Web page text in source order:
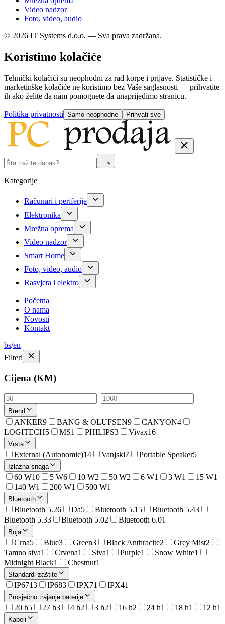
Video nadzor
Foto, video, audio
© 2026 IT Systems d.o.o. — Sva prava zadržana.
Koristimo kolačiće
Tehnički kolačići su neophodni za rad korpe i prijave. Statističke i
marketinške kolačiće ne koristimo bez Vaše saglasnosti — prihvatite
ih ako želite da nam pomognete da unaprijedimo stranicu.
Politika privatnosti Samo neophodne Prihvati sve
Kategorije
Računari i periferije
Elektronika
Mrežna oprema
Video nadzor
Smart Home
Foto, video, audio
Rasvjeta i elektro
Početna
O nama
Novosti
Kontakt
bs/en
Filteri
Cijena (KM)
–
Brend
ANKER9 BANG & OLUFSEN9 CANYON4
LOGITECH5 MS1 PHILIPS3 Vivax16
Vrsta
External (Autonomic)14 Vanjski7 Portable Speaker5
Izlazna snaga
60 W10 5 W6 10 W2 50 W2 6 W1 3 W1 15 W1
140 W1 200 W1 500 W1
Bluetooth
Bluetooth 5.26 Da5 Bluetooth 5.1 5 Bluetooth 5.43
Bluetooth 5.33 Bluetooth 5.02 Bluetooth 6.01
Boja
Crna5 Blue3 Green3 Black Anthracite2 Grey Mist2
Tamno siva1 Crvena1 Siva1 Purple1 Snow White1
Midnight Black1 Chestnut1
Standardi zaštite
IP6713 IP683 IPX71 IPX41
Prosječno trajanje baterije
20 h5 27 h3 4 h2 3 h2 16 h2 24 h1 18 h1 12 h1
Kabeli